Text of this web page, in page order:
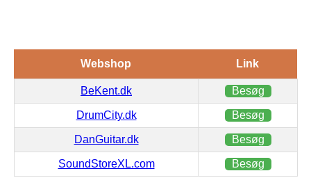
Webshop Link
BeKent.dk Besøg
DrumCity.dk Besøg
DanGuitar.dk Besøg
SoundStoreXL.com Besøg